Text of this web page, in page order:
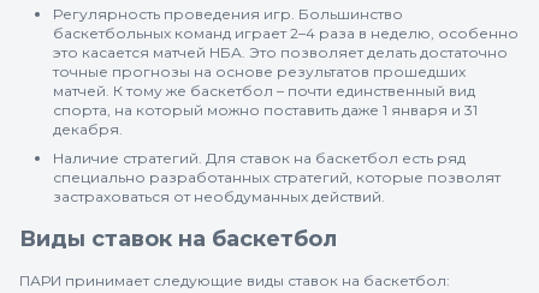
Регулярность проведения игр. Большинство
баскетбольных команд играет 2–4 раза в неделю, особенно
это касается матчей НБА. Это позволяет делать достаточно
точные прогнозы на основе результатов прошедших
матчей. К тому же баскетбол – почти единственный вид
спорта, на который можно поставить даже 1 января и 31
декабря.
Наличие стратегий. Для ставок на баскетбол есть ряд
специально разработанных стратегий, которые позволят
застраховаться от необдуманных действий.
Виды ставок на баскетбол
ПАРИ принимает следующие виды ставок на баскетбол: